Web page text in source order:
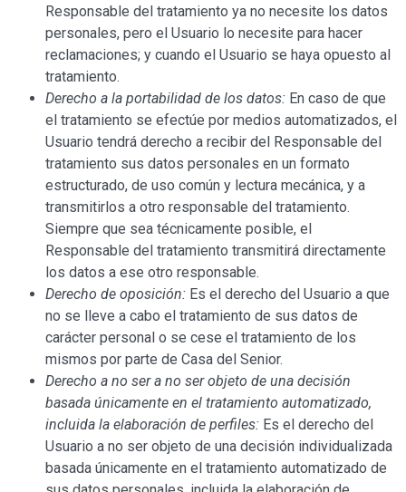
Responsable del tratamiento ya no necesite los datos
personales, pero el Usuario lo necesite para hacer
reclamaciones; y cuando el Usuario se haya opuesto al
tratamiento.
Derecho a la portabilidad de los datos: En caso de que
el tratamiento se efectúe por medios automatizados, el
Usuario tendrá derecho a recibir del Responsable del
tratamiento sus datos personales en un formato
estructurado, de uso común y lectura mecánica, y a
transmitirlos a otro responsable del tratamiento.
Siempre que sea técnicamente posible, el
Responsable del tratamiento transmitirá directamente
los datos a ese otro responsable.
Derecho de oposición: Es el derecho del Usuario a que
no se lleve a cabo el tratamiento de sus datos de
carácter personal o se cese el tratamiento de los
mismos por parte de Casa del Senior.
Derecho a no ser a no ser objeto de una decisión
basada únicamente en el tratamiento automatizado,
incluida la elaboración de perfiles: Es el derecho del
Usuario a no ser objeto de una decisión individualizada
basada únicamente en el tratamiento automatizado de